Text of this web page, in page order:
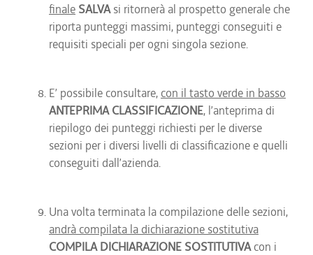
finale SALVAsi ritornerà al prospetto generale che
riporta punteggi massimi, punteggi conseguiti e
requisiti speciali per ogni singola sezione.
E’ possibile consultare, con il tasto verde in basso
ANTEPRIMA CLASSIFICAZIONE, l’anteprima di
riepilogo dei punteggi richiesti per le diverse
sezioni per i diversi livelli di classificazione e quelli
conseguiti dall’azienda.
Una volta terminata la compilazione delle sezioni,
andrà compilata la dichiarazione sostitutiva
COMPILA DICHIARAZIONE SOSTITUTIVAcon i